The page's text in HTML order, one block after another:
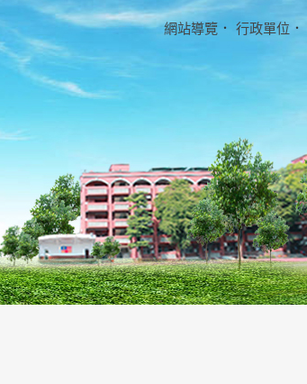
網站導覽 ． 行政單位 ．